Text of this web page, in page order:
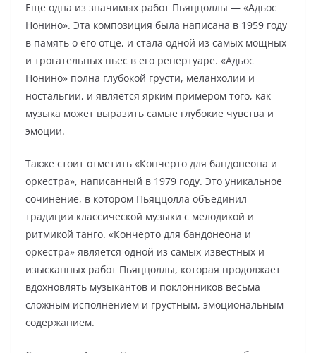
Еще одна из значимых работ Пьяццоллы — «Адьос
Нонино». Эта композиция была написана в 1959 году
в память о его отце, и стала одной из самых мощных
и трогательных пьес в его репертуаре. «Адьос
Нонино» полна глубокой грусти, меланхолии и
ностальгии, и является ярким примером того, как
музыка может выразить самые глубокие чувства и
эмоции.
Также стоит отметить «Кончерто для бандонеона и
оркестра», написанный в 1979 году. Это уникальное
сочинение, в котором Пьяццолла объединил
традиции классической музыки с мелодикой и
ритмикой танго. «Кончерто для бандонеона и
оркестра» является одной из самых известных и
изысканных работ Пьяццоллы, которая продолжает
вдохновлять музыкантов и поклонников весьма
сложным исполнением и грустным, эмоциональным
содержанием.